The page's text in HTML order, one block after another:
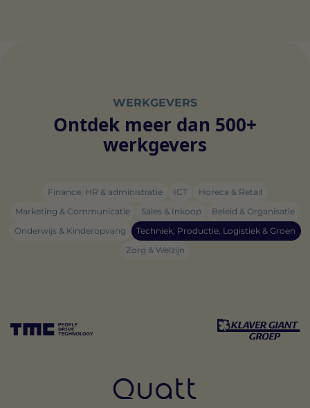
WERKGEVERS
Ontdek meer dan 500+
werkgevers
Finance, HR & administratie ICT
Horeca & Retail
Marketing & Communicatie
Sales & Inkoop
Beleid & Organisatie
Onderwijs & Kinderopvang
Techniek, Productie, Logistiek & Groen
Zorg & Welzijn